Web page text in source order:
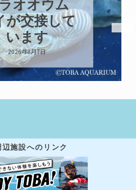
オオウム
が交接して
います
2026年8月7日
辺施設へのリンク